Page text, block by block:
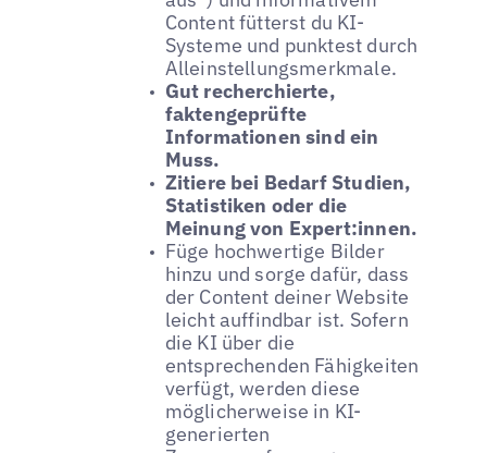
Content fütterst du KI-
Systeme und punktest durch
Alleinstellungsmerkmale.
Gut recherchierte,
faktengeprüfte
Informationen sind ein
Muss.
Zitiere bei Bedarf Studien,
Statistiken oder die
Meinung von Expert:innen.
Füge hochwertige Bilder
hinzu und sorge dafür, dass
der Content deiner Website
leicht auffindbar ist. Sofern
die KI über die
entsprechenden Fähigkeiten
verfügt, werden diese
möglicherweise in KI-
generierten